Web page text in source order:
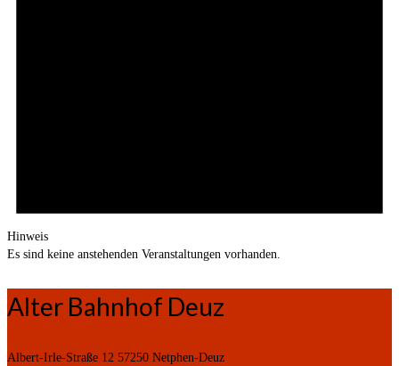
Hinweis
Es sind keine anstehenden Veranstaltungen vorhanden.
Alter Bahnhof Deuz
Albert-Irle-Straße 12 57250 Netphen-Deuz